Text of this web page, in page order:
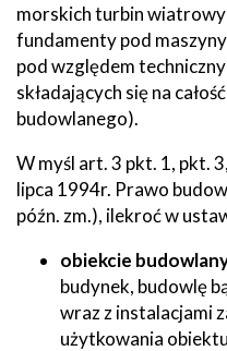
morskich turbin
fundamenty pod
pod względem
składających się na
budowlanego).
W myśl art. 3 pkt. 1, pkt.
lipca 1994r. Prawo
późn. zm.), ilekroć w
obiekcie
budynek, budowlę
wraz z instalacjami
użytkowania